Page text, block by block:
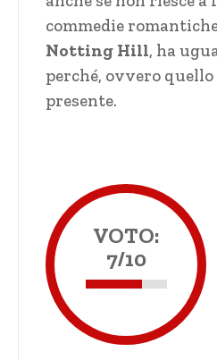
commedie
Notting Hill, ha
perché, ovvero
presente.
VOTO:
7/10